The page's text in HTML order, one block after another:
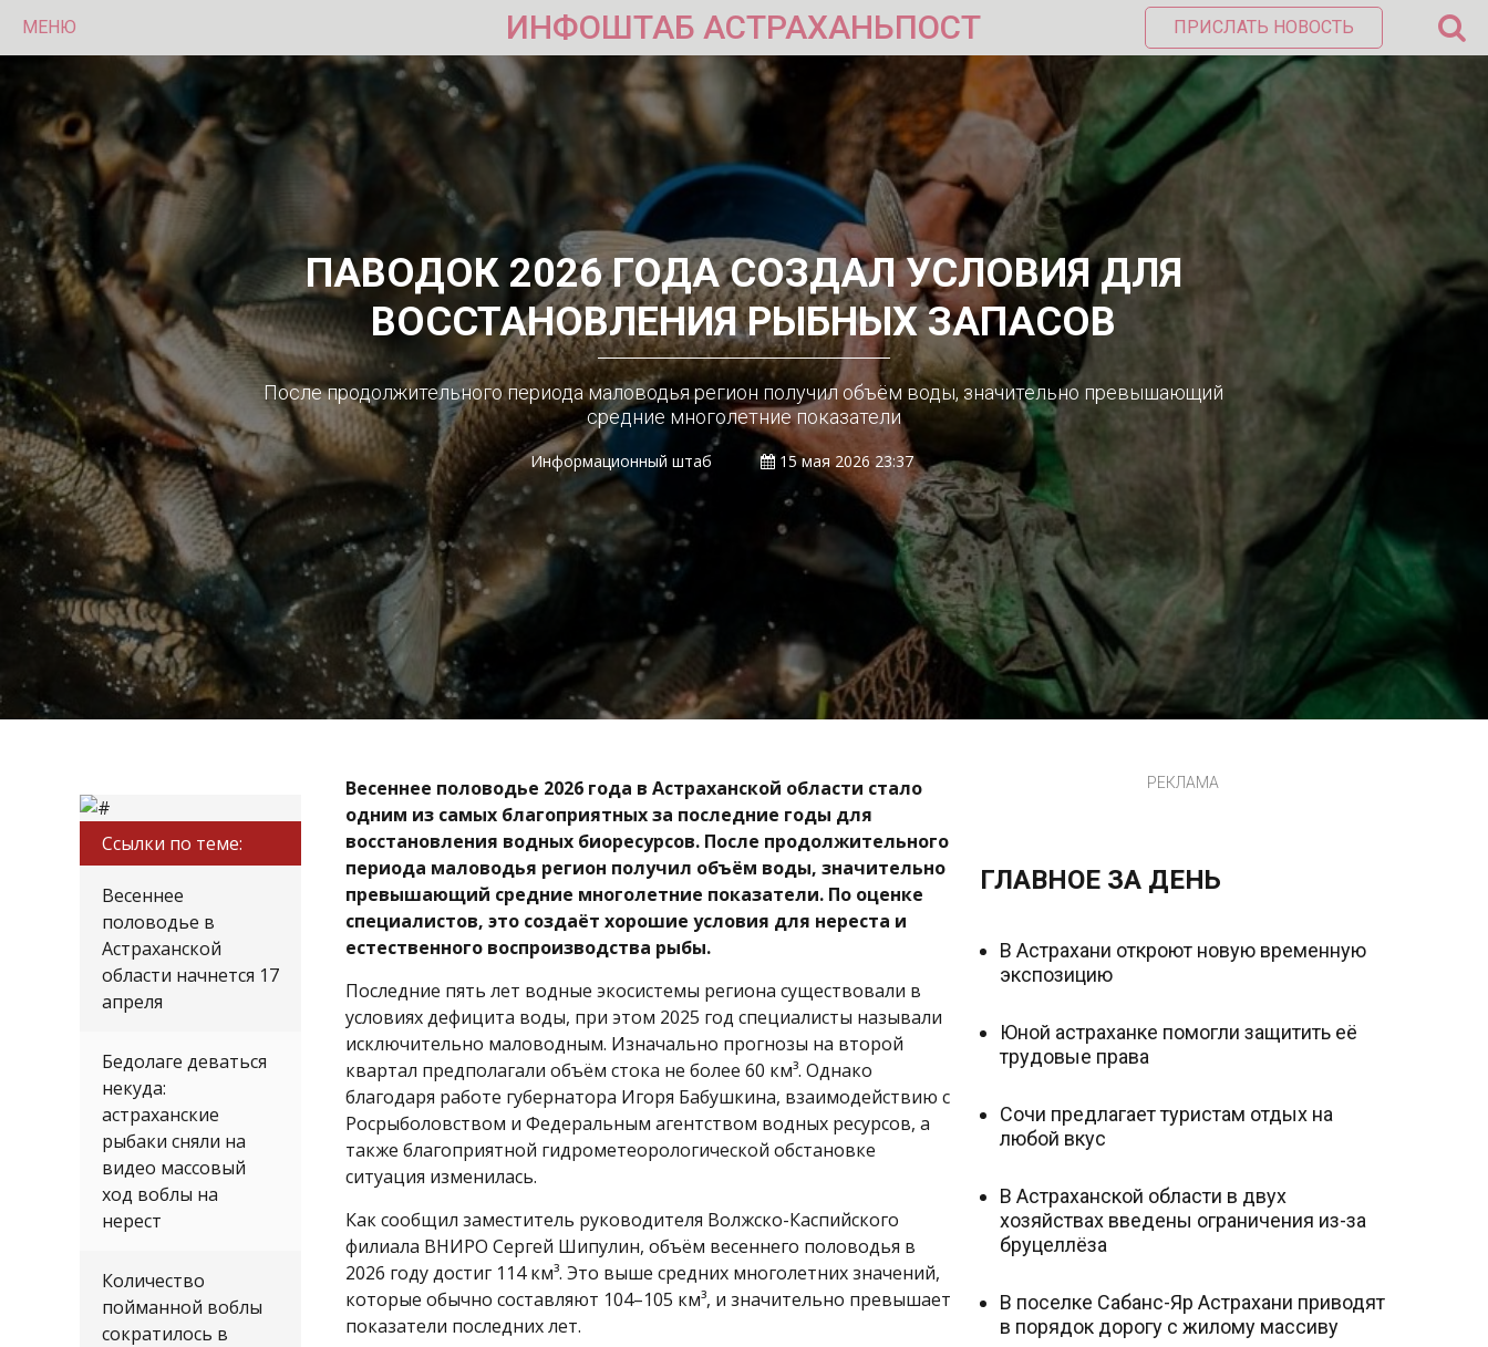
МЕНЮ ИНФОШТАБ АСТРАХАНЬПОСТ ПРИСЛАТЬ НОВОСТЬ
ПАВОДОК 2026 ГОДА СОЗДАЛ УСЛОВИЯ ДЛЯ
ВОССТАНОВЛЕНИЯ РЫБНЫХ ЗАПАСОВ
После продолжительного периода маловодья регион получил объём воды, значительно превышающий
средние многолетние показатели
Информационный штаб 15 мая 2026 23:37
Ссылки по теме:
Весеннее
половодье в
Астраханской
области начнется 17
апреля
Бедолаге деваться
некуда:
астраханские
рыбаки сняли на
видео массовый
ход воблы на
нерест
Количество
пойманной воблы
сократилось в
Весеннее половодье 2026 года в Астраханской области стало
одним из самых благоприятных за последние годы для
восстановления водных биоресурсов. После продолжительного
периода маловодья регион получил объём воды, значительно
превышающий средние многолетние показатели. По оценке
специалистов, это создаёт хорошие условия для нереста и
естественного воспроизводства рыбы.
Последние пять лет водные экосистемы региона существовали в
условиях дефицита воды, при этом 2025 год специалисты называли
исключительно маловодным. Изначально прогнозы на второй
квартал предполагали объём стока не более 60 км³. Однако
благодаря работе губернатора Игоря Бабушкина, взаимодействию с
Росрыболовством и Федеральным агентством водных ресурсов, а
также благоприятной гидрометеорологической обстановке
ситуация изменилась.
Как сообщил заместитель руководителя Волжско-Каспийского
филиала ВНИРО Сергей Шипулин, объём весеннего половодья в
2026 году достиг 114 км³. Это выше средних многолетних значений,
которые обычно составляют 104–105 км³, и значительно превышает
показатели последних лет.
РЕКЛАМА
ГЛАВНОЕ ЗА ДЕНЬ
В Астрахани откроют новую временную
экспозицию
Юной астраханке помогли защитить её
трудовые права
Сочи предлагает туристам отдых на
любой вкус
В Астраханской области в двух
хозяйствах введены ограничения из-за
бруцеллёза
В поселке Сабанс-Яр Астрахани приводят
в порядок дорогу с жилому массиву